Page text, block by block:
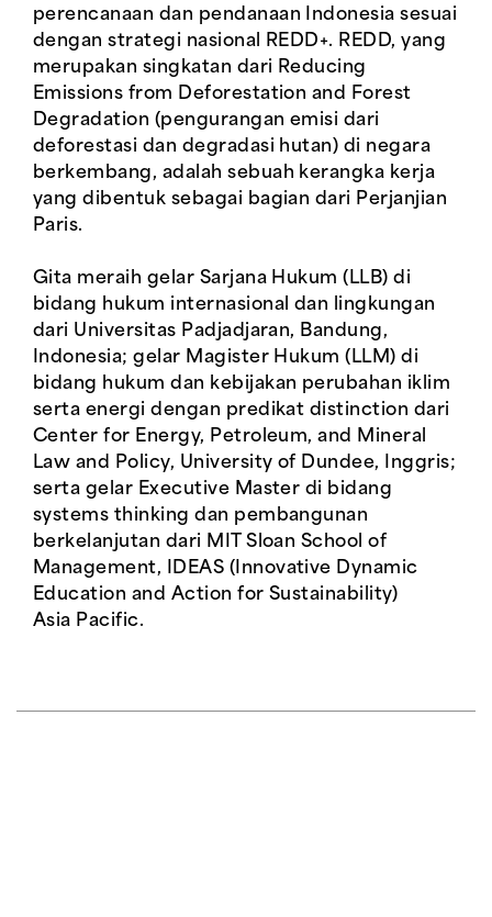
perencanaan dan pendanaan Indonesia sesuai
dengan strategi nasional REDD+. REDD, yang
merupakan singkatan dari Reducing
Emissions from Deforestation and Forest
Degradation (pengurangan emisi dari
deforestasi dan degradasi hutan) di negara
berkembang, adalah sebuah kerangka kerja
yang dibentuk sebagai bagian dari Perjanjian
Paris.
Gita meraih gelar Sarjana Hukum (LLB) di
bidang hukum internasional dan lingkungan
dari Universitas Padjadjaran, Bandung,
Indonesia; gelar Magister Hukum (LLM) di
bidang hukum dan kebijakan perubahan iklim
serta energi dengan predikat distinction dari
Center for Energy, Petroleum, and Mineral
Law and Policy, University of Dundee, Inggris;
serta gelar Executive Master di bidang
systems thinking dan pembangunan
berkelanjutan dari MIT Sloan School of
Management, IDEAS (Innovative Dynamic
Education and Action for Sustainability)
Asia Pacific.